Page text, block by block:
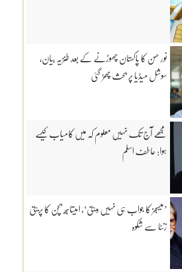
نور حسن کا پاکستان چھوڑنے کے بعد طنزیہ بیان،
سوشل میڈیا پر بحث چھڑ گئی
مجھے آج تک نہیں معلوم کہ میں کامیاب کیسے
ہوا: عاطف اسلم
’میسجز کا جواب ہی نہیں دیتی‘، امیتابھ بچن کا پریتی
زنٹا سے شکوہ